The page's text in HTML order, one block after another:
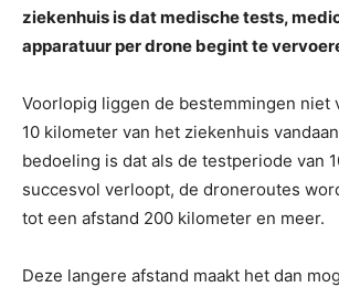
ziekenhuis is dat medische tests,
apparatuur per drone begint te
Voorlopig liggen de bestemmingen niet
10 kilometer van het ziekenhuis
bedoeling is dat als de testperiode van
succesvol verloopt, de droneroutes
tot een afstand 200 kilometer en meer.
Deze langere afstand maakt het dan